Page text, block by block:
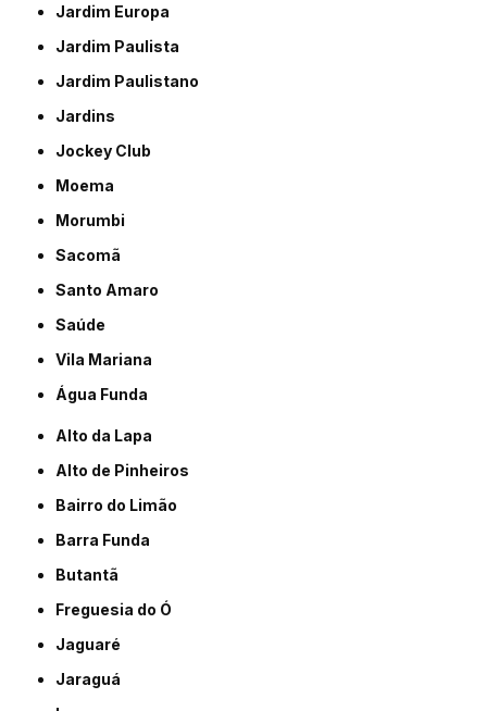
Jardim Europa
Jardim Paulista
Jardim Paulistano
Jardins
Jockey Club
Moema
Morumbi
Sacomã
Santo Amaro
Saúde
Vila Mariana
Água Funda
Alto da Lapa
Alto de Pinheiros
Bairro do Limão
Barra Funda
Butantã
Freguesia do Ó
Jaguaré
Jaraguá